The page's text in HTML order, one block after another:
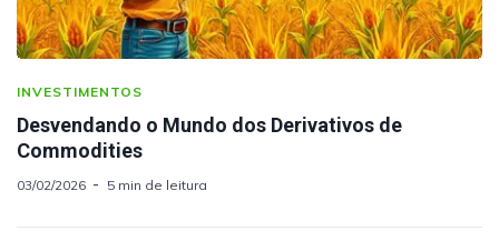
INVESTIMENTOS
Desvendando o Mundo dos Derivativos de
Commodities
03/02/2026 5 min de leitura